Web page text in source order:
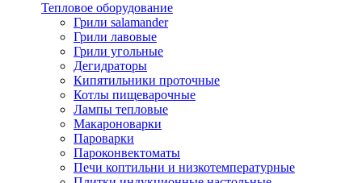
Тепловое оборудование
Грили salamander
Грили лавовые
Грили угольные
Дегидраторы
Кипятильники проточные
Котлы пищеварочные
Лампы тепловые
Макароноварки
Пароварки
Пароконвектоматы
Печи коптильни и низкотемпературные